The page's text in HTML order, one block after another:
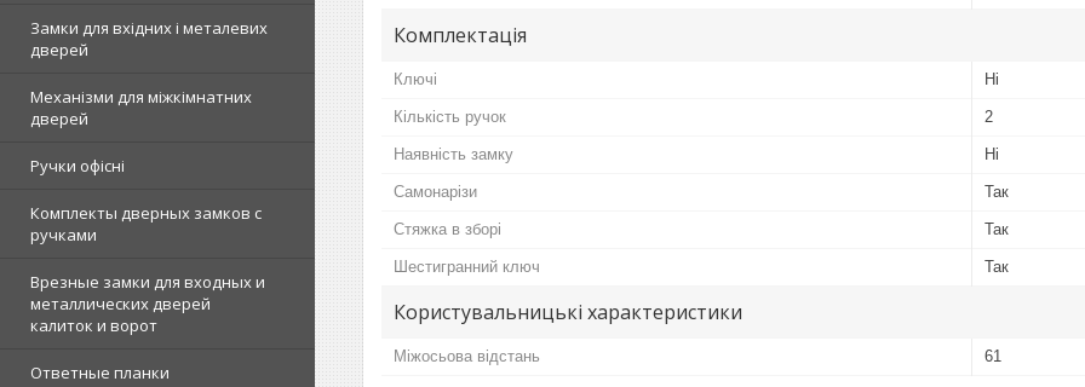
Замки для вхідних і металевих
дверей
Механізми для міжкімнатних
дверей
Ручки офісні
Комплекты дверных замков с
ручками
Врезные замки для входных и
металлических дверей
калиток и ворот
Ответные планки
Комплектація
Ключі Ні
Кількість ручок 2
Наявність замку Ні
Самонарізи Так
Стяжка в зборі Так
Шестигранний ключ Так
Користувальницькі характеристики
Міжосьова відстань 61